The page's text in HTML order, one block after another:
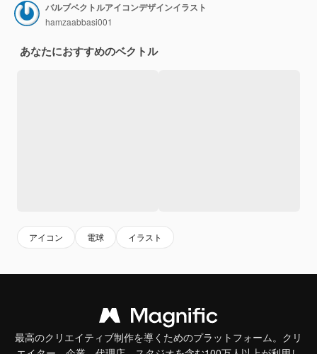
バルブベクトルアイコンデザインイラスト
hamzaabbasi001
あなたにおすすめのベクトル
アイコン 電球 イラスト
最高のクリエイティブ制作を導くためのプラットフォーム。クリ